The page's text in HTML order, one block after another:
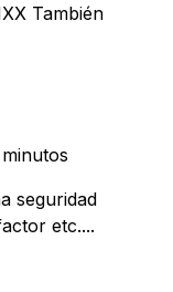
También
seguridad
etc....